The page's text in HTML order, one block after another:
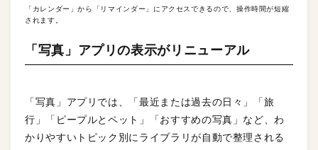
「カレンダー」から「リマインダー」にアクセスできるので、操作時間が短縮
されます。
「写真」アプリの表示がリニューアル
「写真」アプリでは、「最近または過去の日々」「旅
行」「ピープルとペット」「おすすめの写真」など、わ
かりやすいトピック別にライブラリが自動で整理される